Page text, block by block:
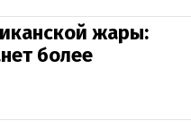
жары:
более